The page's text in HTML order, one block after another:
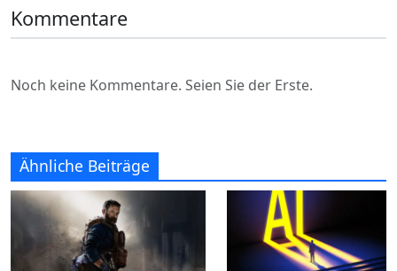
Kommentare
Noch keine Kommentare. Seien Sie der Erste.
Ähnliche Beiträge